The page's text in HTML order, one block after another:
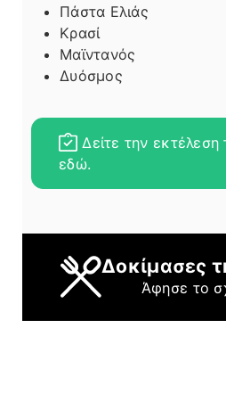
Πάστα Ελιάς
Κρασί
Μαϊντανός
Δυόσμος
Δείτε την εκτέλεση
εδώ.
Δοκίμασες
Άφησε το